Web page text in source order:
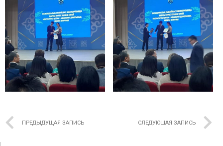
ПРЕДЫДУЩАЯ ЗАПИСЬ СЛЕДУЮЩАЯ ЗАПИСЬ